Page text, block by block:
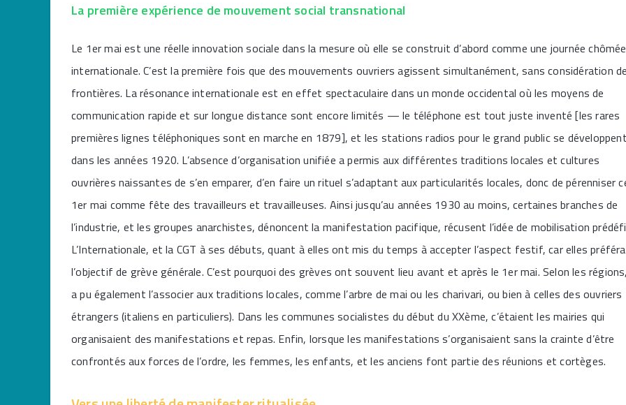
La première expérience de mouvement social transnational
Le 1er mai est une réelle innovation sociale dans la mesure où elle se construit d’abord comme une journée chômée
internationale. C’est la première fois que des mouvements ouvriers agissent simultanément, sans considération
frontières. La résonance internationale est en effet spectaculaire dans un monde occidental où les moyens de
communication rapide et sur longue distance sont encore limités — le téléphone est tout juste inventé [les rares
premières lignes téléphoniques sont en marche en 1879], et les stations radios pour le grand public se
dans les années 1920. L’absence d’organisation unifiée a permis aux différentes traditions locales et cultures
ouvrières naissantes de s’en emparer, d’en faire un rituel s’adaptant aux particularités locales, donc de pérenniser
1er mai comme fête des travailleurs et travailleuses. Ainsi jusqu’au années 1930 au moins, certaines branches de
l’industrie, et les groupes anarchistes, dénoncent la manifestation pacifique, récusent l’idée de mobilisation
L’Internationale, et la CGT à ses débuts, quant à elles ont mis du temps à accepter l’aspect festif, car elles
l’objectif de grève générale. C’est pourquoi des grèves ont souvent lieu avant et après le 1er mai. Selon les
a pu également l’associer aux traditions locales, comme l’arbre de mai ou les charivari, ou bien à celles des ouvriers
étrangers (italiens en particuliers). Dans les communes socialistes du début du XXème, c’étaient les mairies qui
organisaient des manifestations et repas. Enfin, lorsque les manifestations s’organisaient sans la crainte d’être
confrontés aux forces de l’ordre, les femmes, les enfants, et les anciens font partie des réunions et cortèges.